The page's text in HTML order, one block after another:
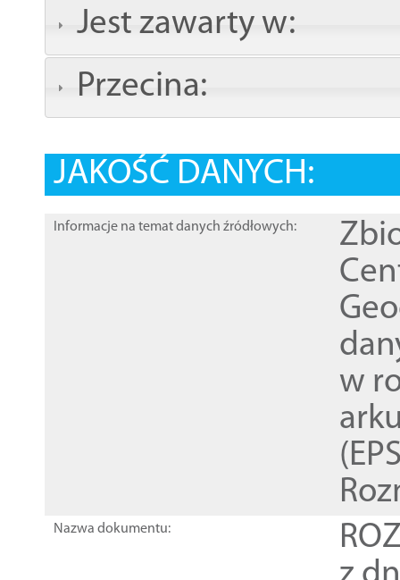
Jest zawarty w:
Przecina:
JAKOŚĆ DANYCH:
Informacje na temat danych źródłowych:
w
Nazwa dokumentu: